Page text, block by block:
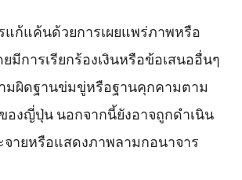
ก้แค้นด้วยการเผยแพร่ภาพหรือ
มีการเรียกร้องเงินหรือข้อเสนออื่นๆ
มผิดฐานข่มขู่หรือฐานคุกคามตาม
งญี่ปุ่น นอกจากนี้ยังอาจถูกดำเนิน
ายหรือแสดงภาพลามกอนาจาร